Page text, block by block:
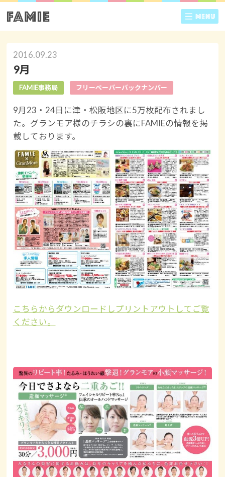
2016.09.23
9月
FAMIE事務局 フリーペーパーバックナンバー
9月23・24日に津・松阪地区に5万枚配布されまし
た。グランモア様のチラシの裏にFAMIEの情報を掲
載しております。
こちらからダウンロードしプリントアウトしてご覧
ください。